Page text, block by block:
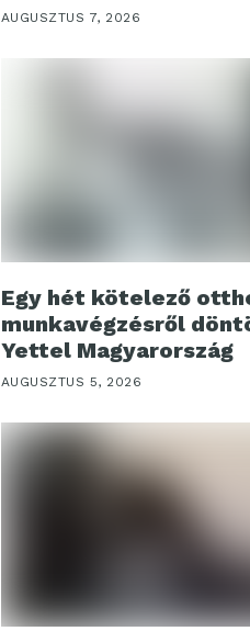
AUGUSZTUS 7, 2026
Egy hét kötelező
munkavégzésről
Yettel Magyarország
AUGUSZTUS 5, 2026